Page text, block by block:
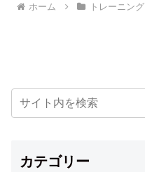
ホーム トレーニング
カテゴリー